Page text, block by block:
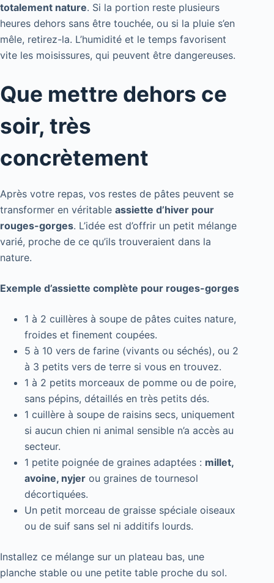
totalement nature. Si la portion reste plusieurs
heures dehors sans être touchée, ou si la pluie s’en
mêle, retirez-la. L’humidité et le temps favorisent
vite les moisissures, qui peuvent être dangereuses.
Que mettre dehors ce
soir, très
concrètement
Après votre repas, vos restes de pâtes peuvent se
transformer en véritable assiette d’hiver pour
rouges-gorges. L’idée est d’offrir un petit mélange
varié, proche de ce qu’ils trouveraient dans la
nature.
Exemple d’assiette complète pour rouges-gorges
1 à 2 cuillères à soupe de pâtes cuites nature,
froides et finement coupées.
5 à 10 vers de farine (vivants ou séchés), ou 2
à 3 petits vers de terre si vous en trouvez.
1 à 2 petits morceaux de pomme ou de poire,
sans pépins, détaillés en très petits dés.
1 cuillère à soupe de raisins secs, uniquement
si aucun chien ni animal sensible n’a accès au
secteur.
1 petite poignée de graines adaptées : millet,
avoine, nyjer ou graines de tournesol
décortiquées.
Un petit morceau de graisse spéciale oiseaux
ou de suif sans sel ni additifs lourds.
Installez ce mélange sur un plateau bas, une
planche stable ou une petite table proche du sol.